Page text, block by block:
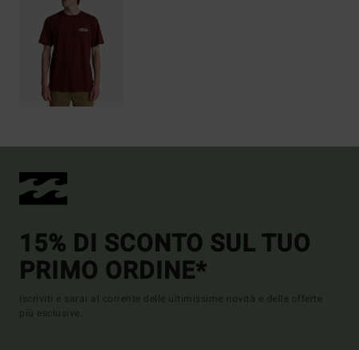
15% DI SCONTO SUL TUO
PRIMO ORDINE*
Iscriviti e sarai al corrente delle ultimissime novità e delle offerte
più esclusive.